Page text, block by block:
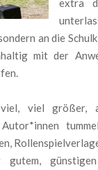
an die
mit der
viel größer,
Autor*innen